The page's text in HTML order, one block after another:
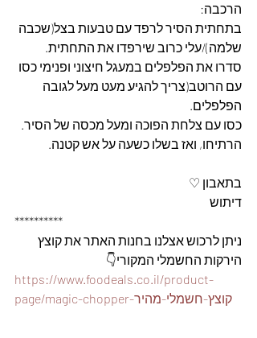
הרכבה:
בתחתית הסיר לרפד עם טבעות בצל(שכבה
שלמה)/עלי כרוב שירפדו את התחתית.
סדרו את הפלפלים במעגל חיצוני ופנימי כסו
עם הרוטב(צריך להגיע מעט מעל לגובה
הפלפלים.
כסו עם צלחת הפוכה ומעל מכסה של הסיר.
הרתיחו, ואז בשלו כשעה על אש קטנה.
בתאבון ♡
דיתוש
**********
ניתן לרכוש אצלנו בחנות האתר את קוצץ
הירקות החשמלי המקורי👇
https://www.foodeals.co.il/product-
page/magic-chopper-קוצץ-חשמלי-מהיר